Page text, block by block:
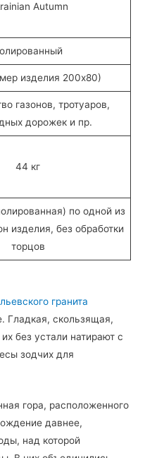
Autumn
изделия 200х80)
газонов, тротуаров,
дорожек и пр.
44 кг
по одной из
изделия, без обработки
торцов
гранита
Гладкая, скользящая,
без устали натирают с
зодчих для
гора, расположенного
давнее,
над которой